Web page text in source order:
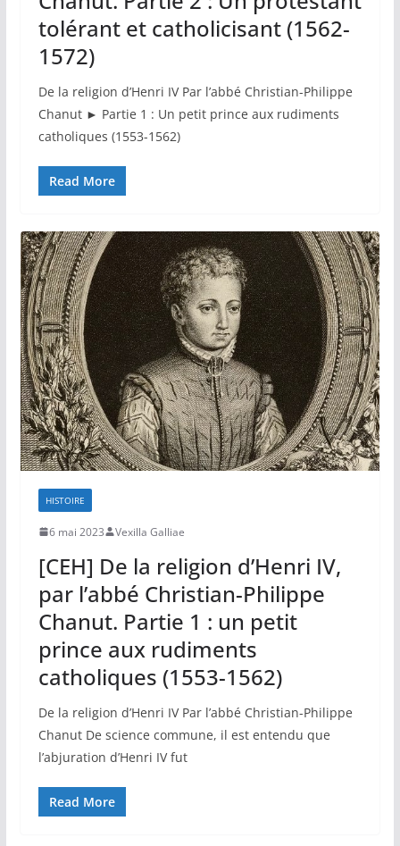
tolérant et catholicisant (1562-
1572)
De la religion d’Henri IV Par l’abbé Christian-Philippe
Chanut ► Partie 1 : Un petit prince aux rudiments
catholiques (1553-1562)
Read More
HISTOIRE
6 mai 2023 Vexilla Galliae
[CEH] De la religion d’Henri IV,
par l’abbé Christian-Philippe
Chanut. Partie 1 : un petit
prince aux rudiments
catholiques (1553-1562)
De la religion d’Henri IV Par l’abbé Christian-Philippe
Chanut De science commune, il est entendu que
l’abjuration d’Henri IV fut
Read More